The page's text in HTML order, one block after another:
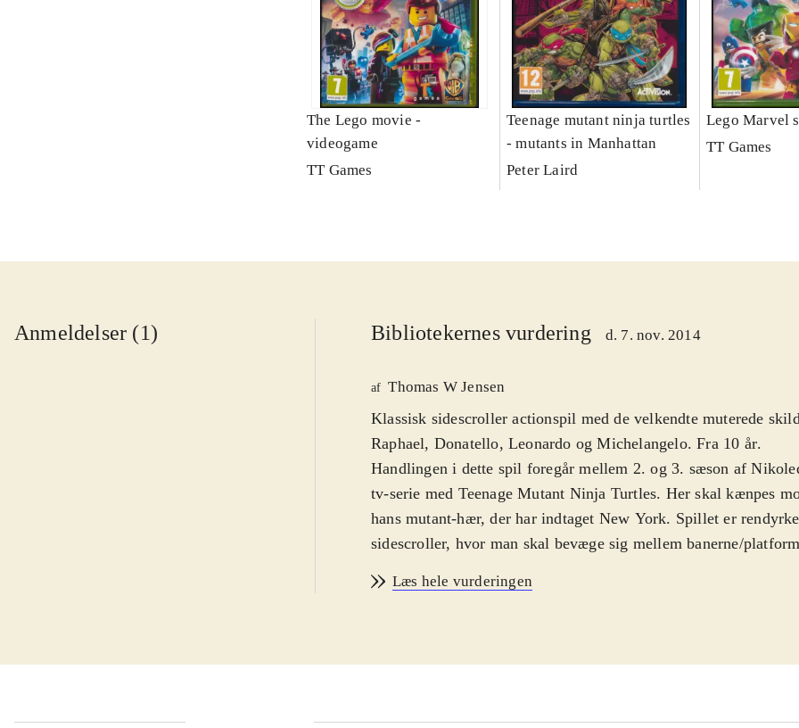
The Lego movie -
videogame
TT Games
Teenage mutant ninja turtles
- mutants in Manhattan
Peter Laird
Lego Marvel
TT Games
Anmeldelser (1) Bibliotekernes vurdering d. 7. nov. 2014
af Thomas W Jensen
Klassisk sidescroller actionspil med de velkendte muterede
Raphael, Donatello, Leonardo og Michelangelo. Fra 10 år.
Handlingen i dette spil foregår mellem 2. og 3. sæson af
tv-serie med Teenage Mutant Ninja Turtles. Her skal kænpes
hans mutant-hær, der har indtaget New York. Spillet er
sidescroller, hvor man skal bevæge sig mellem banerne/
health-niveau stiger ved at spise de pizzaer, man finder rundt
fange. Grafik og lyd giver mindelser om både 20 år gamle spil
Et noget ufærdigt spil, med en del mangler og fejl. Er man
Læs hele vurderingen